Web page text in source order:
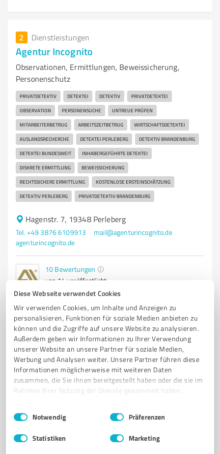
Diese Webseite verwendet Cookies
Wir verwenden Cookies, um Inhalte und Anzeigen zu
personalisieren, Funktionen für soziale Medien anbieten zu
können und die Zugriffe auf unsere Website zu analysieren.
Außerdem geben wir Informationen zu Ihrer Verwendung
unserer Website an unsere Partner für soziale Medien,
Werbung und Analysen weiter. Unsere Partner führen diese
Informationen möglicherweise mit weiteren Daten
zusammen, die Sie ihnen bereitgestellt haben oder die sie im
Rahmen Ihrer Nutzung der Dienste gesammelt haben.
Impressum Datenschutzbestimmungen
Einwilligungsauswahl
Notwendig Präferenzen
Statistiken Marketing
2 Dienstleistungen
Agentur Incognito
Observationen, Ermittlungen, Beweissicherung,
Personenschutz
PRIVATDETEKTIV DETEKTEI DETEKTIV PRIVATDETEKTEI
OBSERVATION PERSONENSUCHE UNTREUE PRÜFEN
MITARBEITERBETRUG ARBEITSZEITBETRUG WIRTSCHAFTSDETEKTEI
AUSLANDSRECHERCHE DETEKTEI PERLEBERG DETEKTIV BRANDENBURG
DETEKTEI BUNDESWEIT INHABERGEFÜHRTE DETEKTEI
DISKRETE ERMITTLUNG BEWEISSICHERUNG
RECHTSSICHERE ERMITTLUNG KOSTENLOSE ERSTEINSCHÄTZUNG
DETEKTIV PERLEBERG PRIVATDETEKTIV BRANDENBURG
Hagenstr. 7, 19348 Perleberg
Tel. +49 3876 6109913
mail@agenturincognito.de
agenturincognito.de
10 Bewertungen
von 14 veröffentlicht
3 Dienstleistungen
K86
Group
B2B
0,00 / 5,00